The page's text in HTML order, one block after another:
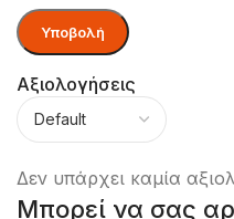
Αξιολογήσεις
Δεν υπάρχει καμία
Μπορεί να σας